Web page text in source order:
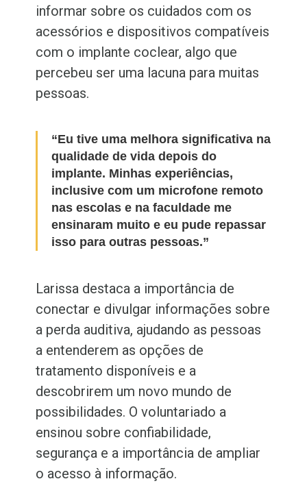
informar sobre os cuidados com os
acessórios e dispositivos compatíveis
com o implante coclear, algo que
percebeu ser uma lacuna para muitas
pessoas.
“Eu tive uma melhora significativa na
qualidade de vida depois do
implante. Minhas experiências,
inclusive com um microfone remoto
nas escolas e na faculdade me
ensinaram muito e eu pude repassar
isso para outras pessoas.”
Larissa destaca a importância de
conectar e divulgar informações sobre
a perda auditiva, ajudando as pessoas
a entenderem as opções de
tratamento disponíveis e a
descobrirem um novo mundo de
possibilidades. O voluntariado a
ensinou sobre confiabilidade,
segurança e a importância de ampliar
o acesso à informação.